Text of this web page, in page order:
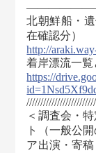
北朝鮮船・
在確認分）
http://
着岸漂流一
https://
＜調査会・
ト（一般公
ア出演・寄